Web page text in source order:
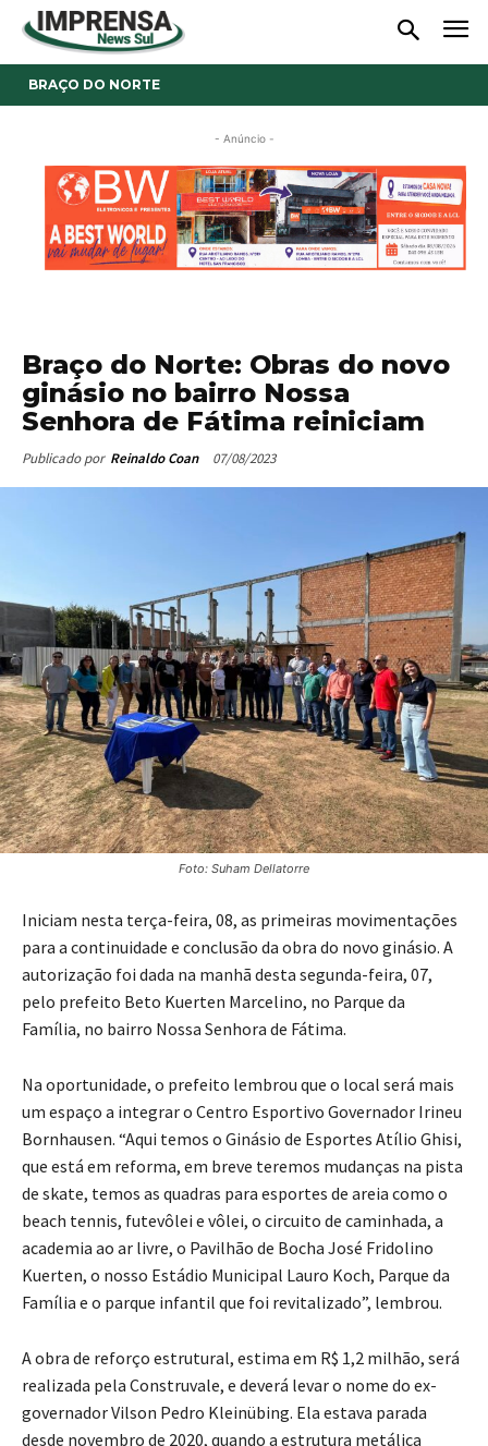
BRAÇO DO NORTE
- Anúncio -
Braço do Norte: Obras do novo
ginásio no bairro Nossa
Senhora de Fátima reiniciam
Publicado por Reinaldo Coan 07/08/2023
Foto: Suham Dellatorre
Iniciam nesta terça-feira, 08, as primeiras movimentações
para a continuidade e conclusão da obra do novo ginásio. A
autorização foi dada na manhã desta segunda-feira, 07,
pelo prefeito Beto Kuerten Marcelino, no Parque da
Família, no bairro Nossa Senhora de Fátima.
Na oportunidade, o prefeito lembrou que o local será mais
um espaço a integrar o Centro Esportivo Governador Irineu
Bornhausen. “Aqui temos o Ginásio de Esportes Atílio Ghisi,
que está em reforma, em breve teremos mudanças na pista
de skate, temos as quadras para esportes de areia como o
beach tennis, futevôlei e vôlei, o circuito de caminhada, a
academia ao ar livre, o Pavilhão de Bocha José Fridolino
Kuerten, o nosso Estádio Municipal Lauro Koch, Parque da
Família e o parque infantil que foi revitalizado”, lembrou.
A obra de reforço estrutural, estima em R$ 1,2 milhão, será
realizada pela Construvale, e deverá levar o nome do ex-
governador Vilson Pedro Kleinübing. Ela estava parada
desde novembro de 2020, quando a estrutura metálica